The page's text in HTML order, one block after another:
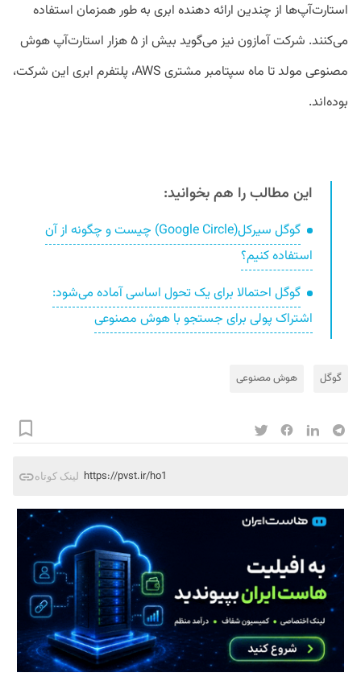
استارت‌آپ‌ها از چندین ارائه دهنده ابری به طور همزمان استفاده
می‌کنند. شرکت آمازون نیز می‌گوید بیش از ۵ هزار استارت‌آپ هوش
مصنوعی مولد تا ماه سپتامبر مشتری AWS، پلتفرم ابری این شرکت،‌
بود‌ه‌اند.
این مطالب را هم بخوانید:
گوگل سیرکل(Google Circle) چیست و چگونه از آن
استفاده کنیم؟
گوگل احتمالا برای یک تحول اساسی آماده می‌شود:
اشتراک پولی برای جستجو با هوش مصنوعی
گوگل هوش مصنوعی
لینک کوتاه https://pvst.ir/ho1